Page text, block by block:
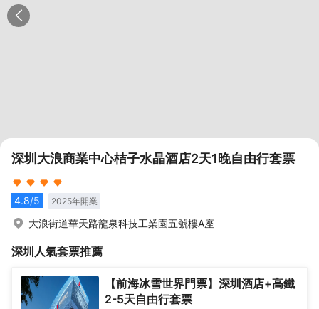
深圳大浪商業中心桔子水晶酒店2天1晚自由行套票
4.8/5 2025年開業
大浪街道華天路龍泉科技工業園五號樓A座
深圳 人氣套票推薦
【前海冰雪世界門票】深圳酒店+高鐵
2-5天自由行套票